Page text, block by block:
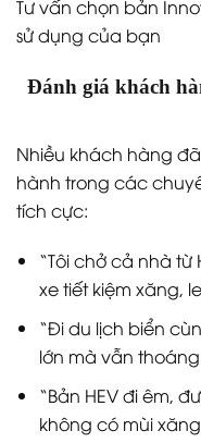
Tư vấn chọn bản
sử dụng của bạn
Đánh giá khách
Nhiều khách hàng
hành trong các
tích cực:
“Tôi chở cả nhà từ
xe tiết kiệm xăng,
“Đi du lịch biển
lớn mà vẫn thoáng
“Bản HEV đi êm,
không có mùi